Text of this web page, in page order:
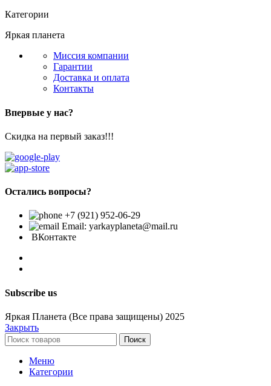
Категории
Яркая планета
Миссия компании
Гарантии
Доставка и оплата
Контакты
Впервые у нас?
Скидка на первый заказ!!!
Остались вопросы?
+7 (921) 952-06-29
Email: yarkayplaneta@mail.ru
ВКонтакте
Subscribe us
Яркая Планета (Все права защищены) 2025
Закрыть
Поиск
Меню
Категории